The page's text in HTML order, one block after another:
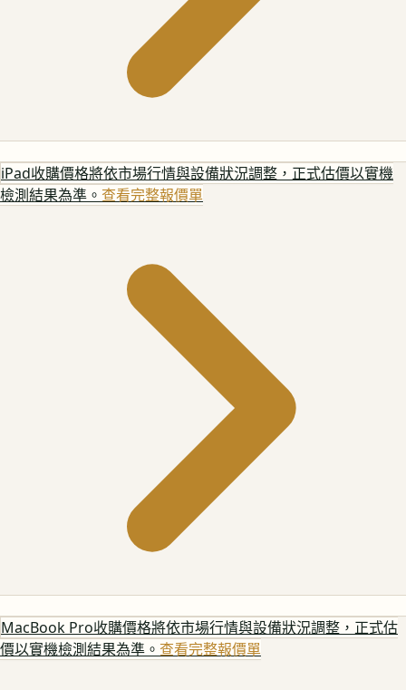
iPad收購價格將依市場行情與設備狀況調整，正式估價以實機
檢測結果為準。 查看完整報價單
MacBook Pro收購價格將依市場行情與設備狀況調整，正式估
價以實機檢測結果為準。 查看完整報價單